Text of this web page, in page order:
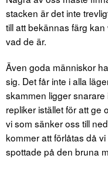
stacken är det inte
till att bekännas färg
vad de är.
Även goda människor
sig. Det får inte i alla
skammen ligger
repliker istället för att ge
vi som sänker oss till
kommer att förlåtas då
spottade på den bruna